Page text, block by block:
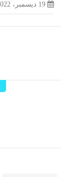
19 ديسمبر، 2022